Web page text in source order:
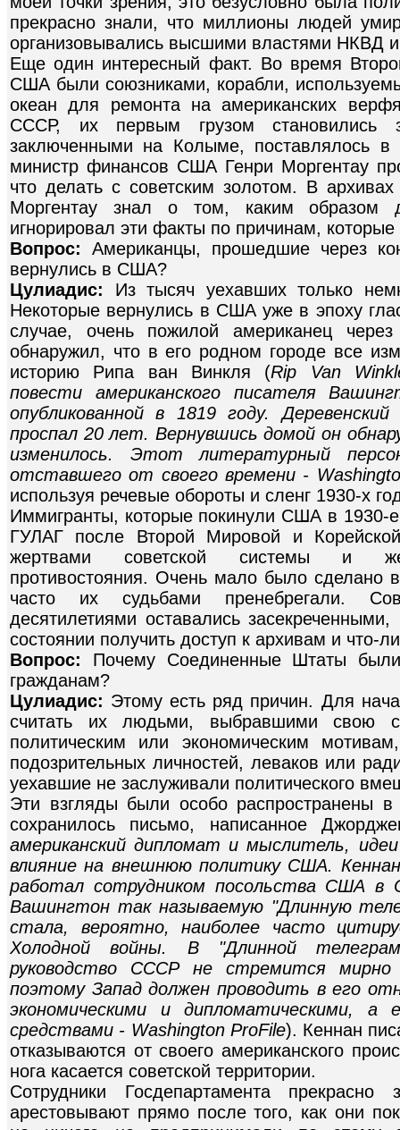
прекрасно знали, что миллионы людей
организовывались высшими властями НКВД
Еще один интересный факт. Во время
США были союзниками, корабли,
океан для ремонта на американских
СССР, их первым грузом становились
заключенными на Колыме, поставлялось
министр финансов США Генри Моргентау
что делать с советским золотом. В
Моргентау знал о том, каким образом
игнорировал эти факты по причинам, которые
Вопрос: Американцы, прошедшие через
вернулись в США?
Цулиадис: Из тысяч уехавших только
Некоторые вернулись в США уже в эпоху
случае, очень пожилой американец
обнаружил, что в его родном городе все
историю Рипа ван Винкля (Rip Van
повести американского писателя
опубликованной в 1819 году.
проспал 20 лет. Вернувшись домой он
изменилось. Этот литературный
отставшего от своего времени -
используя речевые обороты и сленг 1930-х
Иммигранты, которые покинули США в 1930-
ГУЛАГ после Второй Мировой и
жертвами советской системы и
противостояния. Очень мало было сделано
часто их судьбами пренебрегали.
десятилетиями оставались
состоянии получить доступ к архивам и что-
Вопрос: Почему Соединенные Штаты
гражданам?
Цулиадис: Этому есть ряд причин. Для
считать их людьми, выбравшими свою
политическим или экономическим
подозрительных личностей, леваков или
уехавшие не заслуживали политического
Эти взгляды были особо распространены
сохранилось письмо, написанное
американский дипломат и мыслитель, идеи
влияние на внешнюю политику США. Кеннан
работал сотрудником посольства США в
Вашингтон так называемую "Длинную
стала, вероятно, наиболее часто
Холодной войны. В "Длинной
руководство СССР не стремится
поэтому Запад должен проводить в его
экономическими и дипломатическими, а
средствами - Washington ProFile). Кеннан
отказываются от своего американского
нога касается советской территории.
Сотрудники Госдепартамента
арестовывают прямо после того, как они